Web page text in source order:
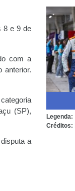
8 e 9 de
com a
anterior.
(SP),
a
Legenda:
Créditos: